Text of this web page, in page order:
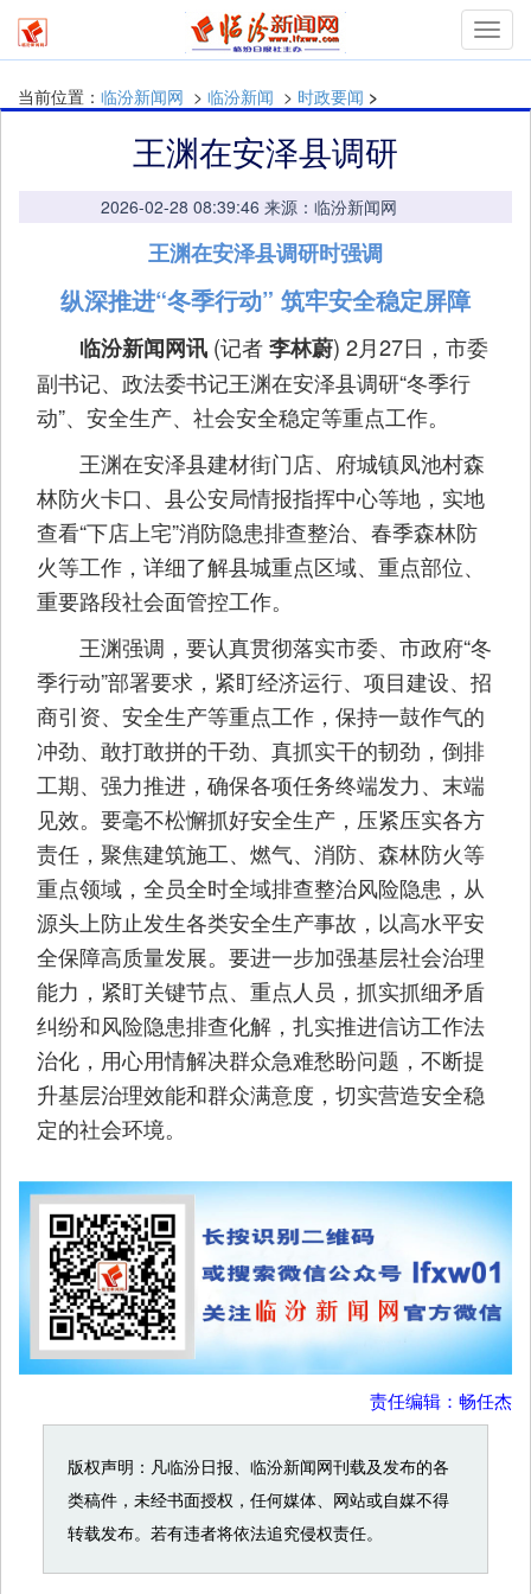
当前位置： 临汾新闻网 > 临汾新闻 > 时政要闻 >
王渊在安泽县调研
2026-02-28 08:39:46 来源：临汾新闻网
王渊在安泽县调研时强调
纵深推进“冬季行动” 筑牢安全稳定屏障
临汾新闻网讯 (记者李林蔚) 2月27日，市委
副书记、政法委书记王渊在安泽县调研“冬季行
动”、安全生产、社会安全稳定等重点工作。
王渊在安泽县建材街门店、府城镇凤池村森
林防火卡口、县公安局情报指挥中心等地，实地
查看“下店上宅”消防隐患排查整治、春季森林防
火等工作，详细了解县城重点区域、重点部位、
重要路段社会面管控工作。
王渊强调，要认真贯彻落实市委、市政府“冬
季行动”部署要求，紧盯经济运行、项目建设、招
商引资、安全生产等重点工作，保持一鼓作气的
冲劲、敢打敢拼的干劲、真抓实干的韧劲，倒排
工期、强力推进，确保各项任务终端发力、末端
见效。要毫不松懈抓好安全生产，压紧压实各方
责任，聚焦建筑施工、燃气、消防、森林防火等
重点领域，全员全时全域排查整治风险隐患，从
源头上防止发生各类安全生产事故，以高水平安
全保障高质量发展。要进一步加强基层社会治理
能力，紧盯关键节点、重点人员，抓实抓细矛盾
纠纷和风险隐患排查化解，扎实推进信访工作法
治化，用心用情解决群众急难愁盼问题，不断提
升基层治理效能和群众满意度，切实营造安全稳
定的社会环境。
责任编辑：畅任杰
版权声明：凡临汾日报、临汾新闻网刊载及发布的各
类稿件，未经书面授权，任何媒体、网站或自媒不得
转载发布。若有违者将依法追究侵权责任。